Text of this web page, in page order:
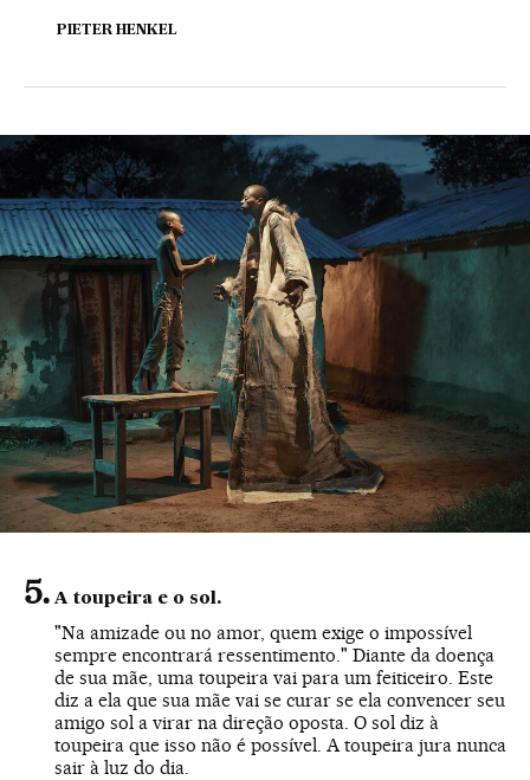
PIETER HENKEL
A toupeira e o sol.
"Na amizade ou no amor, quem exige o impossível
sempre encontrará ressentimento." Diante da doença
de sua mãe, uma toupeira vai para um feiticeiro. Este
diz a ela que sua mãe vai se curar se ela convencer seu
amigo sol a virar na direção oposta. O sol diz à
toupeira que isso não é possível. A toupeira jura nunca
sair à luz do dia.